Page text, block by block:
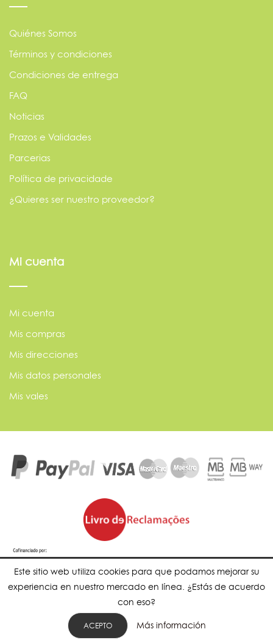
Este sitio web utiliza cookies para que podamos mejorar su
experiencia en nuestro mercado en línea. ¿Estás de acuerdo
con eso?
ACEPTO Más información
Quiénes Somos
Términos y condiciones
Condiciones de entrega
FAQ
Noticias
Prazos e Validades
Parcerias
Política de privacidade
¿Quieres ser nuestro proveedor?
Mi cuenta
Mi cuenta
Mis compras
Mis direcciones
Mis datos personales
Mis vales